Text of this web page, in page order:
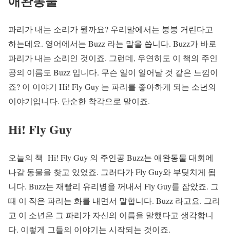
파리가 내는 소리가 뭘까요? 우리말에서는 붕붕 거린다고
하는데요. 영어에서는 Buzz 라는 말을 씁니다. Buzz가 바로
파리가 내는 소리인 것이죠. 그런데, 우연히도 이 책의 주인
공의 이름도 Buzz 입니다. 무슨 일이 일어날 것 같은 느낌이
죠? 이 이야기 Hi! Fly Guy 는 파리를 좋아하게 되는 소년의
이야기입니다. 단순한 착각으로 말이죠.
Hi! Fly Guy
오늘의 책 Hi! Fly Guy 의 주인공 Buzz는 애완동물 대회에
나갈 동물을 찾고 있었죠. 그러다가 Fly Guy와 부딪치게 됩
니다. Buzz는 재빨리 유리병을 꺼내서 Fly Guy를 잡았죠. 그
때 이 작은 파리는 화를 내면서 말합니다. Buzz 라고요. 그리
고 이 소년은 그 파리가 자신의 이름을 말했다고 생각합니
다. 이렇게 그들의 이야기는 시작되는 것이죠.